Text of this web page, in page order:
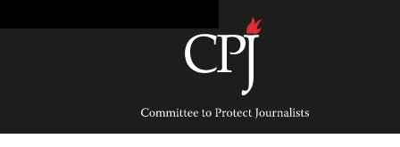
Committee
Protect
Journalists